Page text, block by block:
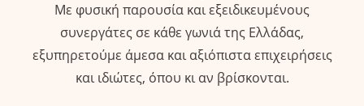
Με φυσική παρουσία και εξειδικευμένους
συνεργάτες σε κάθε γωνιά της Ελλάδας,
εξυπηρετούμε άμεσα και αξιόπιστα επιχειρήσεις
και ιδιώτες, όπου κι αν βρίσκονται.